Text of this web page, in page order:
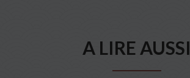
A LIRE AUSSI